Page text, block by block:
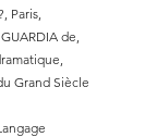
Paris,
de,
Grand Siècle